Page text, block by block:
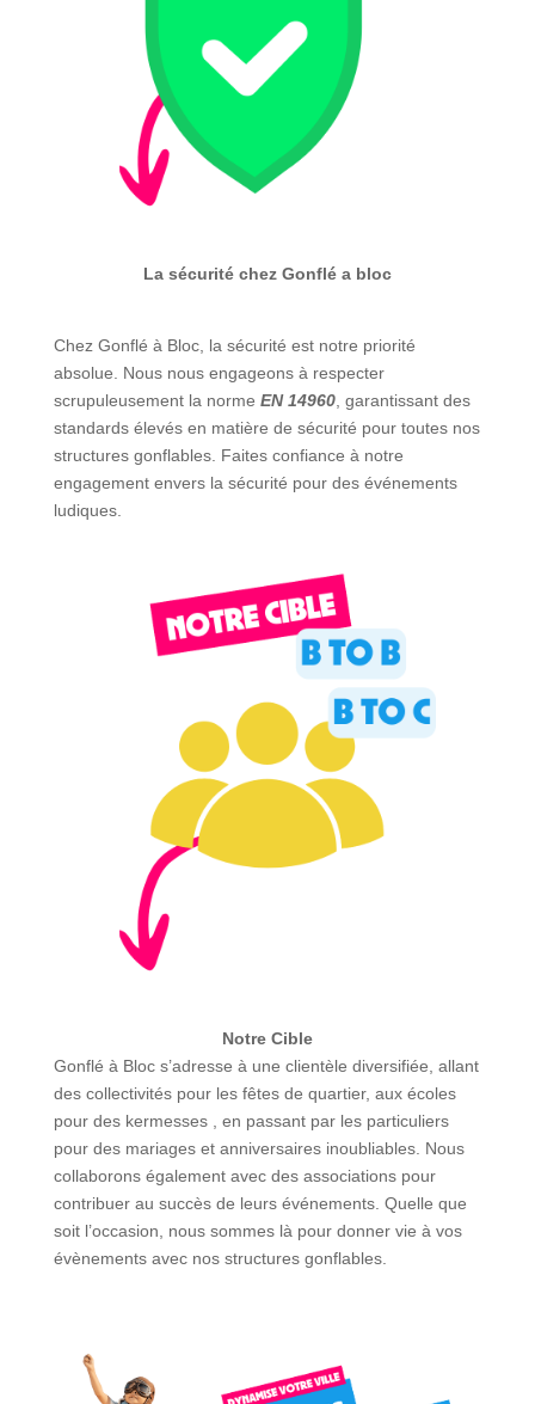
La sécurité chez Gonflé a bloc
Chez Gonflé à Bloc, la sécurité est notre priorité
absolue
Nous nous engageons à respecter
scrupuleusement la norme EN 14960, garantissant des
standards élevés en matière de sécurité pour toutes nos
structures gonflables. Faites confiance à notre
engagement envers la sécurité pour des événements
ludiques.
Notre Cible
Gonflé à Bloc s’adresse à une clientèle diversifiée, allant
des collectivités pour les fêtes de quartier, aux écoles
pour des kermesses , en passant par les particuliers
pour des mariages et anniversaires inoubliables. Nous
collaborons également avec des associations pour
contribuer au succès de leurs événements. Quelle que
soit l’occasion, nous sommes là pour donner vie à vos
évènements avec nos structures gonflables.